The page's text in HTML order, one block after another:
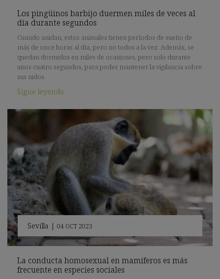
Los pingüinos barbijo duermen miles de veces al
día durante segundos
Cuando anidan, estos animales tienen períodos de sueño de
más de once horas al día, pero no todos a la vez. Además, se
quedan dormidos en miles de ocasiones, pero solo durante
unos cuatro segundos, para poder mantener la vigilancia sobre
sus nidos.
Sigue leyendo
Sevilla | 04 OCT 2023
La conducta homosexual en mamíferos es más
frecuente en especies sociales